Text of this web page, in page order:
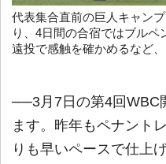
代表集合直前の巨人キャン
り、4日間の合宿ではブル
遠投で感触を確かめるなど
──3月7日の第4回WBC
ます。昨年もペナント
りも早いペースで仕上